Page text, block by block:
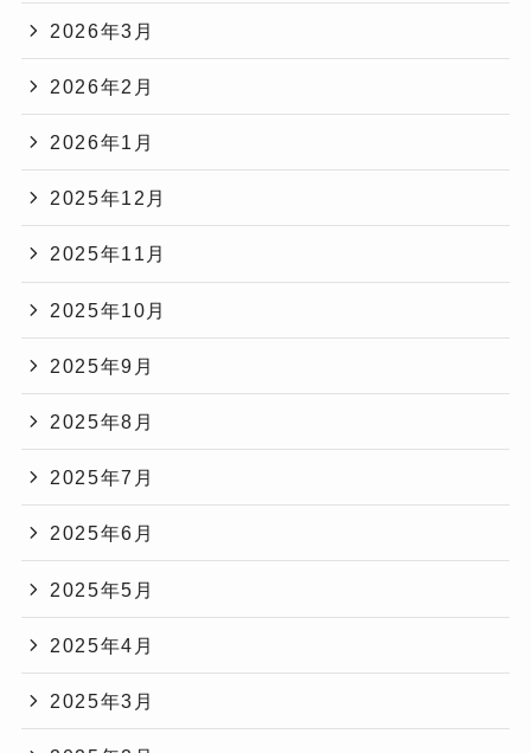
2026年3月
2026年2月
2026年1月
2025年12月
2025年11月
2025年10月
2025年9月
2025年8月
2025年7月
2025年6月
2025年5月
2025年4月
2025年3月